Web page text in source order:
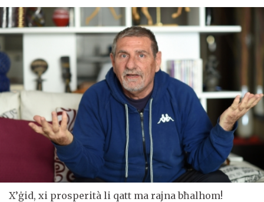
X’ġid, xi prosperità li qatt ma rajna bħalhom!